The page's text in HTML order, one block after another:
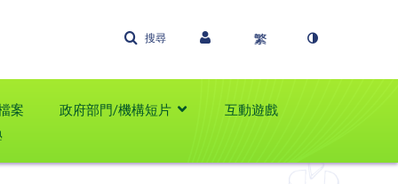
搜尋
案 政府部門/機構短片
互動遊戲